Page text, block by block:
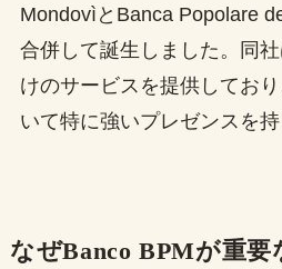
MondovìとBanca Popolare
合併して誕生しました。同
けのサービスを提供してお
いて特に強いプレゼンスを持
なぜBanco BPMが重要